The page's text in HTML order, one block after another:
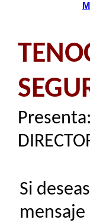
Presenta:
Si
mensaje